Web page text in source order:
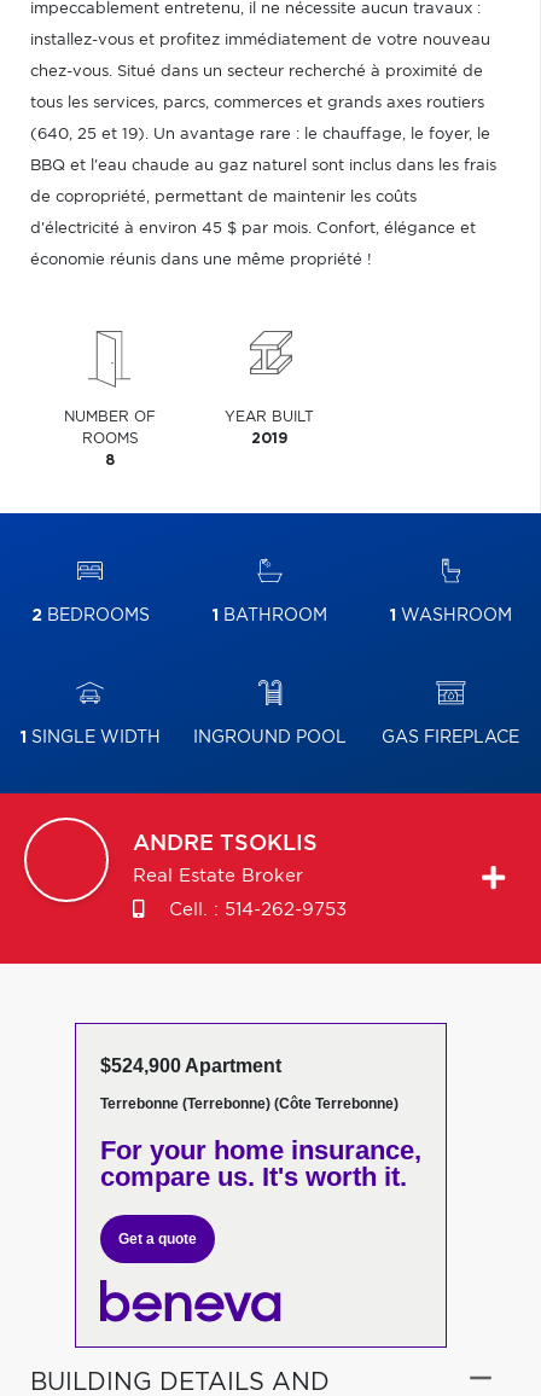
impeccablement entretenu, il ne nécessite aucun travaux :
installez-vous et profitez immédiatement de votre nouveau
chez-vous. Situé dans un secteur recherché à proximité de
tous les services, parcs, commerces et grands axes routiers
(640, 25 et 19). Un avantage rare : le chauffage, le foyer, le
BBQ et l'eau chaude au gaz naturel sont inclus dans les frais
de copropriété, permettant de maintenir les coûts
d'électricité à environ 45 $ par mois. Confort, élégance et
économie réunis dans une même propriété !
NUMBER OF
ROOMS
8
YEAR BUILT
2019
2BEDROOMS 1 BATHROOM 1 WASHROOM
1 SINGLE WIDTH INGROUND POOL GAS FIREPLACE
ANDRE TSOKLIS
Real Estate Broker
Cell. : 514-262-9753
$524,900 Apartment
Terrebonne (Terrebonne) (Côte Terrebonne)
For your home insurance,
compare us. It's worth it.
Get a quote
BUILDING DETAILS AND